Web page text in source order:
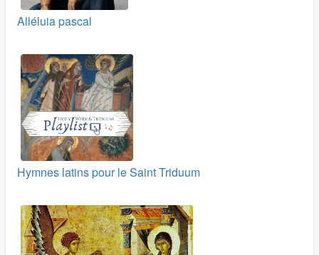
Alléluia pascal
Hymnes latins pour le Saint Triduum